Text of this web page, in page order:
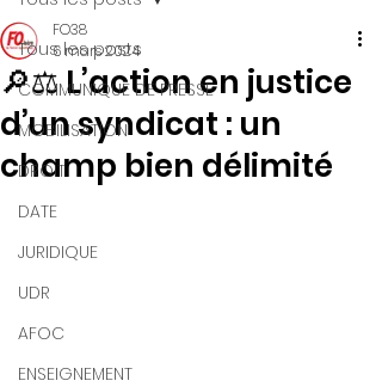
Tous les posts
COMMUNIQUE DE PRESSE
MOBILISATION
DROIT
DATE
JURIDIQUE
UDR
AFOC
ENSEIGNEMENT
🔎⚖ L’action en justice
d’un syndicat : un
champ bien délimité
FO38
6 mars 2024